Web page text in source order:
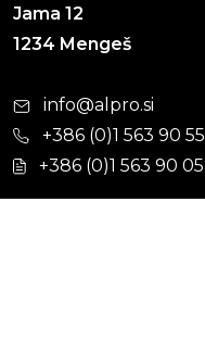
Jama 12
1234 Mengeš
info@alpro.si
+386 (0)1 563 90 55
+386 (0)1 563 90 05